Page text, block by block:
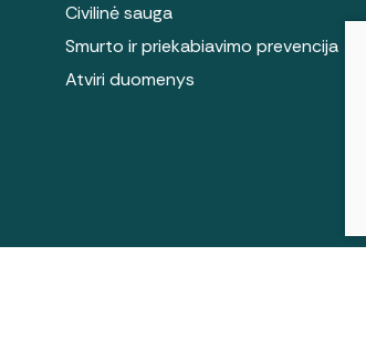
Civilinė sauga
Smurto ir priekabiavimo prevencija
Atviri duomenys